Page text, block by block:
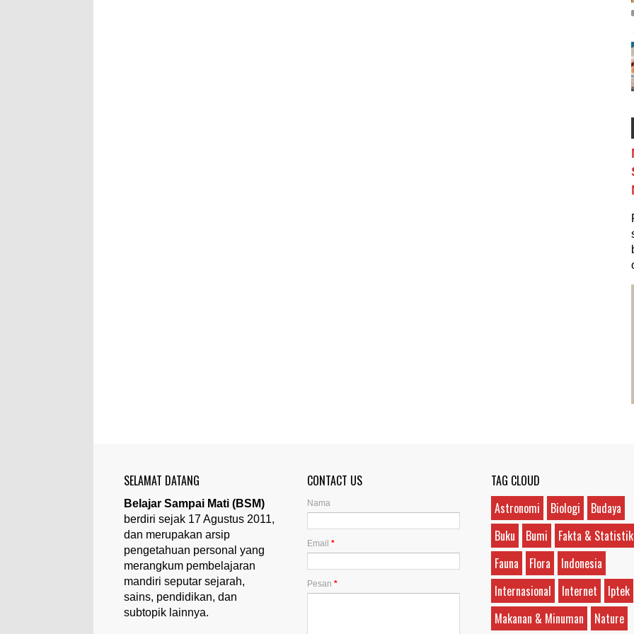
SELAMAT DATANG
Belajar Sampai Mati (BSM)
berdiri sejak 17 Agustus 2011,
dan merupakan arsip
pengetahuan personal yang
merangkum pembelajaran
mandiri seputar sejarah,
sains, pendidikan, dan
subtopik lainnya.
CONTACT US
Nama
Email*
Pesan*
TAG CLOUD
Astronomi
Biologi
Budaya
Buku
Bumi
Fakta & Statistik
Fauna
Flora
Indonesia
Internasional
Internet
Iptek
Makanan & Minuman
Nature